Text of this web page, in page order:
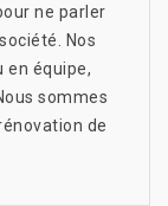
ne parler
Nos
en équipe,
sommes
de